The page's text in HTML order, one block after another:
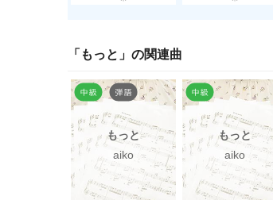
「 もっと 」の関連曲
もっと
aiko
もっと
aiko